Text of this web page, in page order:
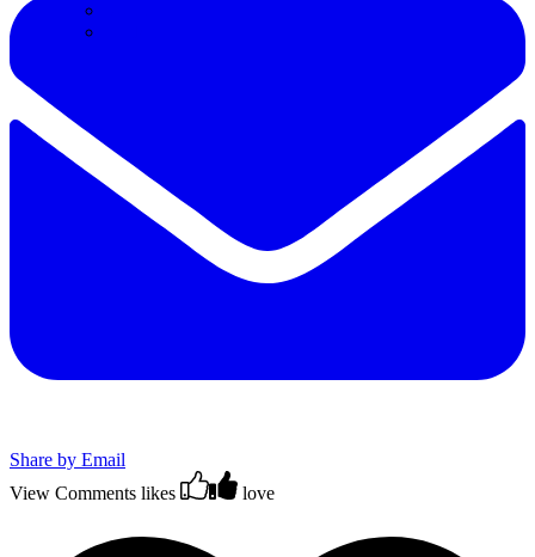
Share by Email
View Comments likes love